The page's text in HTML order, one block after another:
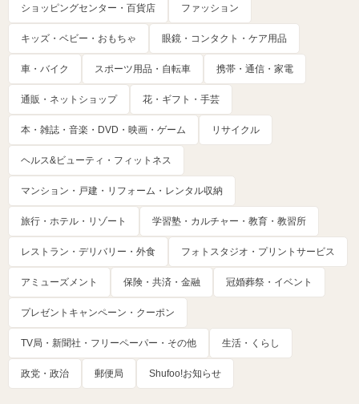
ショッピングセンター・百貨店 ファッション
キッズ・ベビー・おもちゃ 眼鏡・コンタクト・ケア用品
車・バイク スポーツ用品・自転車 携帯・通信・家電
通販・ネットショップ 花・ギフト・手芸
本・雑誌・音楽・DVD・映画・ゲーム リサイクル
ヘルス&ビューティ・フィットネス
マンション・戸建・リフォーム・レンタル収納
旅行・ホテル・リゾート 学習塾・カルチャー・教育・教習所
レストラン・デリバリー・外食 フォトスタジオ・プリントサービス
アミューズメント 保険・共済・金融 冠婚葬祭・イベント
プレゼントキャンペーン・クーポン
TV局・新聞社・フリーペーパー・その他 生活・くらし
政党・政治 郵便局 Shufoo!お知らせ